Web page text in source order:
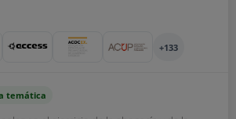
+133
temática